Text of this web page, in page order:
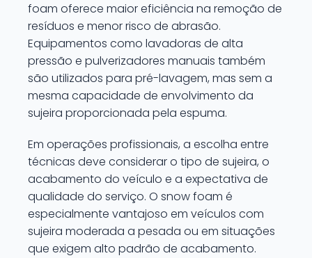
foam oferece maior eficiência na remoção de
resíduos e menor risco de abrasão.
Equipamentos como lavadoras de alta
pressão e pulverizadores manuais também
são utilizados para pré-lavagem, mas sem a
mesma capacidade de envolvimento da
sujeira proporcionada pela espuma.
Em operações profissionais, a escolha entre
técnicas deve considerar o tipo de sujeira, o
acabamento do veículo e a expectativa de
qualidade do serviço. O snow foam é
especialmente vantajoso em veículos com
sujeira moderada a pesada ou em situações
que exigem alto padrão de acabamento.